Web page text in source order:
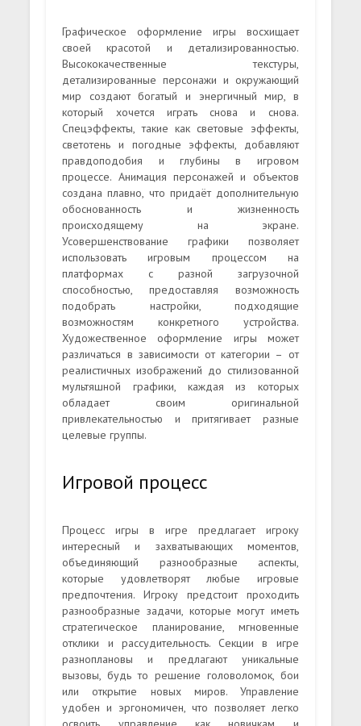
Графическое оформление игры восхищает
своей красотой и детализированностью.
Высококачественные текстуры,
детализированные персонажи и окружающий
мир создают богатый и энергичный мир, в
который хочется играть снова и снова.
Спецэффекты, такие как световые эффекты,
светотень и погодные эффекты, добавляют
правдоподобия и глубины в игровом
процессе. Анимация персонажей и объектов
создана плавно, что придаёт дополнительную
обоснованность и жизненность
происходящему на экране.
Усовершенствование графики позволяет
использовать игровым процессом на
платформах с разной загрузочной
способностью, предоставляя возможность
подобрать настройки, подходящие
возможностям конкретного устройства.
Художественное оформление игры может
различаться в зависимости от категории – от
реалистичных изображений до стилизованной
мультяшной графики, каждая из которых
обладает своим оригинальной
привлекательностью и притягивает разные
целевые группы.
Игровой процесс
Процесс игры в игре предлагает игроку
интересный и захватывающих моментов,
объединяющий разнообразные аспекты,
которые удовлетворят любые игровые
предпочтения. Игроку предстоит проходить
разнообразные задачи, которые могут иметь
стратегическое планирование, мгновенные
отклики и рассудительность. Секции в игре
разноплановы и предлагают уникальные
вызовы, будь то решение головоломок, бои
или открытие новых миров. Управление
удобен и эргономичен, что позволяет легко